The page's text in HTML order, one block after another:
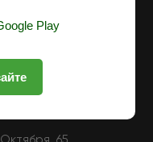
ЗАКАЗАТЬ ЗВОНОК